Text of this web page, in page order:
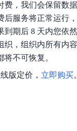
费，我们会保留数
后服务将正常运行
到期后 8 天内您依
织，组织内所有内
不可恢复。
版定价， 立即购买。